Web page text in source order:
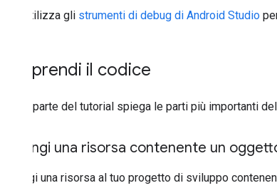
Utilizza gli strumenti di debug di Android Studio
Comprendi il codice
Questa parte del tutorial spiega le parti più importanti
Aggiungi una risorsa contenente un
Aggiungi una risorsa al tuo progetto di sviluppo